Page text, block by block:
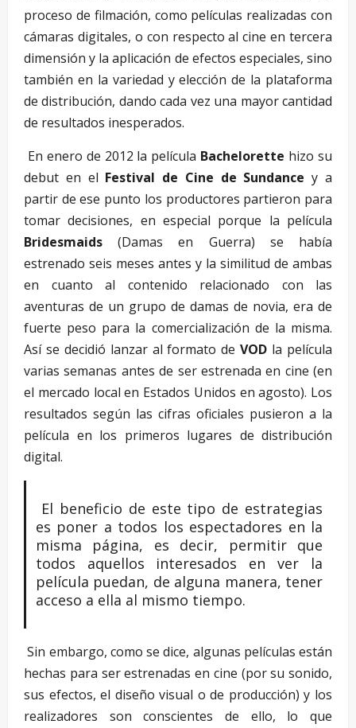
proceso de filmación, como películas realizadas con
cámaras digitales, o con respecto al cine en tercera
dimensión y la aplicación de efectos especiales, sino
también en la variedad y elección de la plataforma
de distribución, dando cada vez una mayor cantidad
de resultados inesperados.
En enero de 2012 la película Bachelorette hizo su
debut en el Festival de Cine de Sundance y a
partir de ese punto los productores partieron para
tomar decisiones, en especial porque la película
Bridesmaids (Damas en Guerra) se había
estrenado seis meses antes y la similitud de ambas
en cuanto al contenido relacionado con las
aventuras de un grupo de damas de novia, era de
fuerte peso para la comercialización de la misma.
Así se decidió lanzar al formato deVOD la película
varias semanas antes de ser estrenada en cine (en
el mercado local en Estados Unidos en agosto). Los
resultados según las cifras oficiales pusieron a la
película en los primeros lugares de distribución
digital.
El beneficio de este tipo de estrategias
es poner a todos los espectadores en la
misma página, es decir, permitir que
todos aquellos interesados en ver la
película puedan, de alguna manera, tener
acceso a ella al mismo tiempo.
Sin embargo, como se dice, algunas películas están
hechas para ser estrenadas en cine (por su sonido,
sus efectos, el diseño visual o de producción) y los
realizadores son conscientes de ello, lo que